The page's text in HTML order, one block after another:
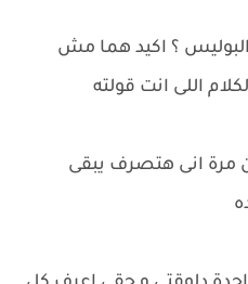
؟ اكيد هما مش
اللى انت قولته
مرة انى هتصرف يبقى